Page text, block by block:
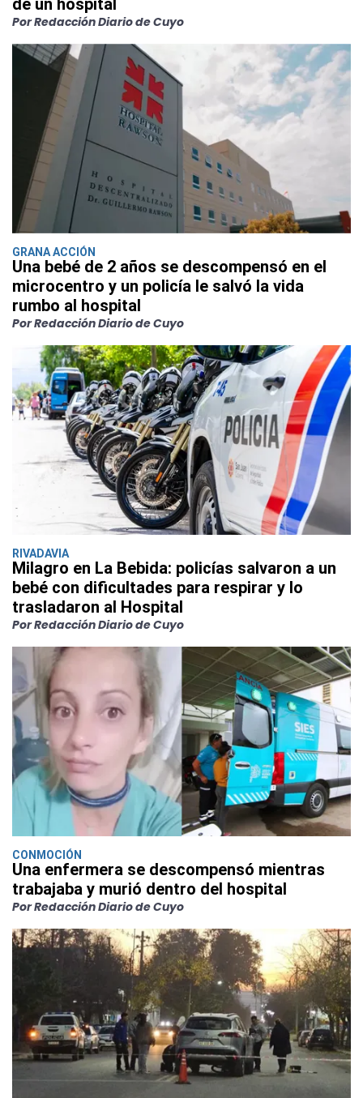
de un hospital
Por Redacción Diario de Cuyo
GRANA ACCIÓN
Una bebé de 2 años se descompensó en el
microcentro y un policía le salvó la vida
rumbo al hospital
Por Redacción Diario de Cuyo
RIVADAVIA
Milagro en La Bebida: policías salvaron a un
bebé con dificultades para respirar y lo
trasladaron al Hospital
Por Redacción Diario de Cuyo
CONMOCIÓN
Una enfermera se descompensó mientras
trabajaba y murió dentro del hospital
Por Redacción Diario de Cuyo